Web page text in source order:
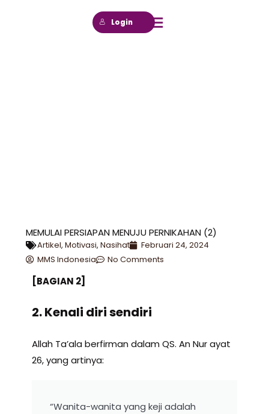
Login
MEMULAI PERSIAPAN MENUJU PERNIKAHAN (2)
Artikel, Motivasi, Nasihat
Februari 24, 2024
MMS Indonesia
No Comments
[BAGIAN 2]
2. Kenali diri sendiri
Allah Ta’ala berfirman dalam QS. An Nur ayat
26, yang artinya:
“Wanita-wanita yang keji adalah